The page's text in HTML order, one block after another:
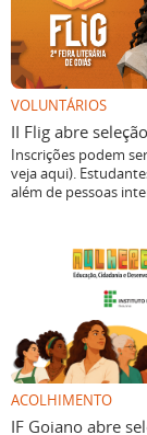
VOLUNTÁRIOS
II Flig abre
Inscrições podem
veja aqui).
além de pessoas
ACOLHIMENTO
IF Goiano abre